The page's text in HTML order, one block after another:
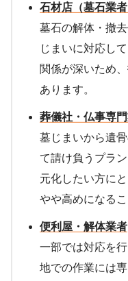
石材店（墓石業者
墓石の解体・撤
じまいに対応し
関係が深いため
あります。
葬儀社・仏事専
墓じまいから遺
て請け負うプラ
元化したい方に
やや高めになるこ
便利屋・解体業者
一部では対応を
地での作業には